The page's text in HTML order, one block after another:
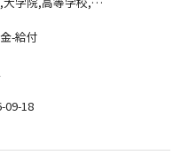
-給付
09-18